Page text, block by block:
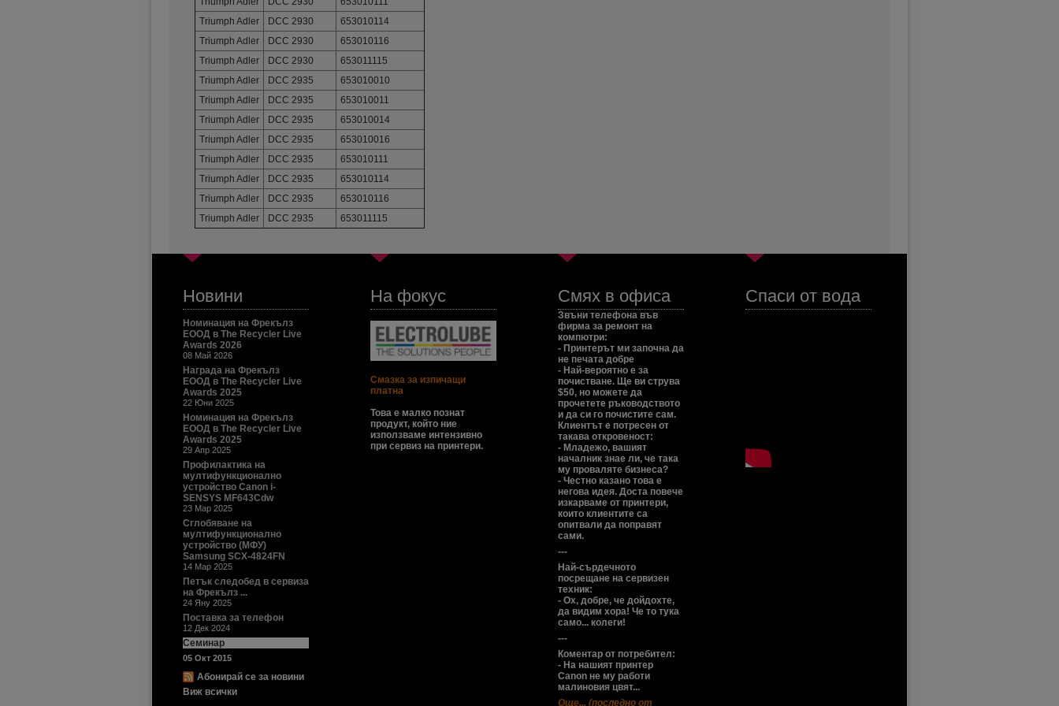
Triumph Adler
DCC 2930
653010114
Triumph Adler
DCC 2930
653010116
Triumph Adler
DCC 2930
653011115
Triumph Adler
DCC 2935
653010010
Triumph Adler
DCC 2935
653010011
Triumph Adler
DCC 2935
653010014
Triumph Adler
DCC 2935
653010016
Triumph Adler
DCC 2935
653010111
Triumph Adler
DCC 2935
653010114
Triumph Adler
DCC 2935
653010116
Triumph Adler
DCC 2935 653011115
Новини
Номинация на Фрекълз
ЕООД в The Recycler Live
Awards 2026
08 Май 2026
Награда на Фрекълз
ЕООД в The Recycler Live
Awards 2025
22 Юни 2025
Номинация на Фрекълз
ЕООД в The Recycler Live
Awards 2025
29 Апр 2025
Профилактика на
мултифункционално
устройство Canon i-
SENSYS MF643Cdw
23 Мар 2025
Сглобяване на
мултифункционално
устройство (МФУ)
Samsung SCX-4824FN
14 Мар 2025
Петък следобед в сервиза
на Фрекълз ...
24 Яну 2025
Поставка за телефон
12 Дек 2024
Семинар
05 Окт 2015
Абонирай се за новини
Виж всички
На фокус
Смазка за изпичащи
платна
Това е малко познат
продукт, който ние
използваме интензивно
при сервиз на принтери.
Смях в офиса
Звъни телефона във
фирма за ремонт на
компютри:
- Принтерът ми започна да
не печата добре
- Най-вероятно е за
почистване. Ще ви струва
$50, но можете да
прочетете ръководството
и да си го почистите сам.
Клиентът е потресен от
такава откровеност:
- Младежо, вашият
началник знае ли, че така
му проваляте бизнеса?
- Честно казано това е
негова идея. Доста повече
изкарваме от принтери,
които клиентите са
опитвали да поправят
сами.
---
Най-сърдечното
посрещане на сервизен
техник:
- Ох, добре, че дойдохте,
да видим хора! Че то тука
само... колеги!
---
Коментар от потребител:
- На нашият принтер
Canon не му работи
малиновия цвят...
Още... (последно от
Спаси от вода